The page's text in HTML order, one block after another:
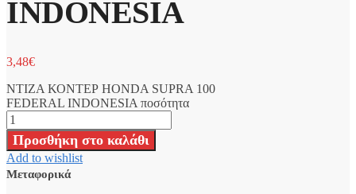
INDONESIA
3,48€
ΝΤΙΖΑ ΚΟΝΤΕΡ HONDA SUPRA 100
FEDERAL INDONESIA ποσότητα
Προσθήκη στο καλάθι
Add to wishlist
Μεταφορικά